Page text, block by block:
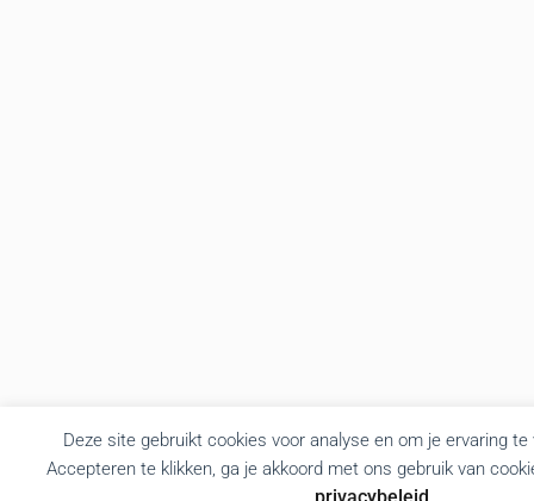
Deze site gebruikt cookies voor analyse en om je ervaring
Accepteren te klikken, ga je akkoord met ons gebruik van